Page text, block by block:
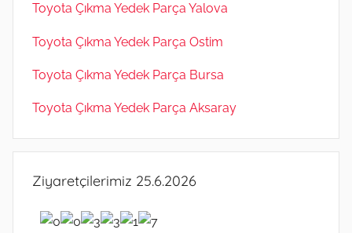
Toyota Çıkma Yedek Parça Yalova
Toyota Çıkma Yedek Parça Ostim
Toyota Çıkma Yedek Parça Bursa
Toyota Çıkma Yedek Parça Aksaray
Ziyaretçilerimiz 25.6.2026